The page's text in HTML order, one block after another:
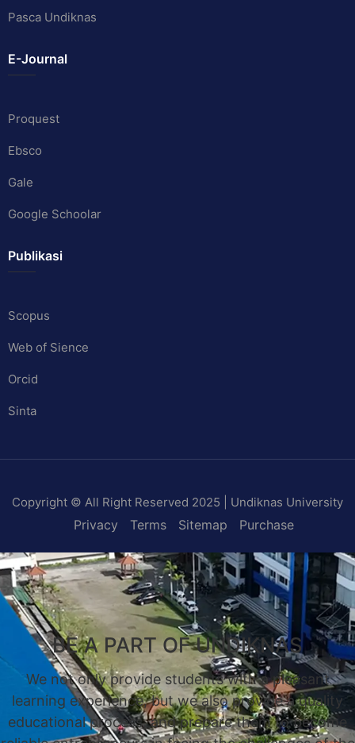
Pasca Undiknas
E-Journal
Proquest
Ebsco
Gale
Google Schoolar
Publikasi
Scopus
Web of Sience
Orcid
Sinta
Copyright © All Right Reserved 2025 | Undiknas University
Privacy Terms Sitemap Purchase
BE A PART OF UNDIKNAS
We not only provide students with a pleasant
learning experience, but we also provide a quality
educational process, and prepare them to become